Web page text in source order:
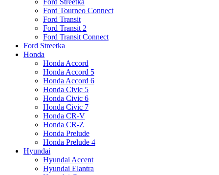
Ford Tourneo Connect
Ford Transit
Ford Transit 2
Ford Transit Connect
Ford Streetka
Honda
Honda Accord
Honda Accord 5
Honda Accord 6
Honda Civic 5
Honda Civic 6
Honda Civic 7
Honda CR-V
Honda CR-Z
Honda Prelude
Honda Prelude 4
Hyundai
Hyundai Accent
Hyundai Elantra